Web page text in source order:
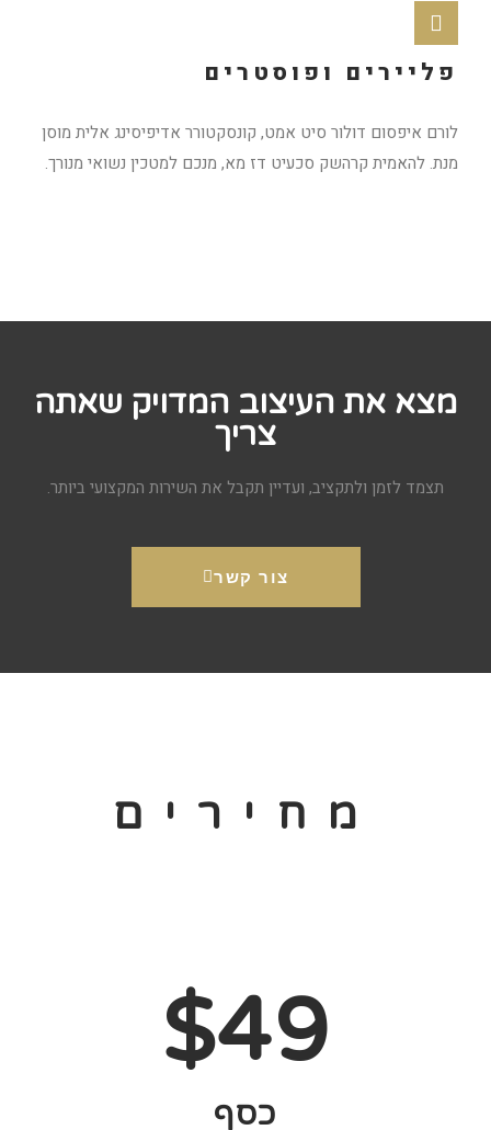
פליירים ופוסטרים
לורם איפסום דולור סיט אמט, קונסקטורר אדיפיסינג אלית מוסן
מנת. להאמית קרהשק סכעיט דז מא, מנכם למטכין נשואי מנורך.
מצא את העיצוב המדויק שאתה
צריך
תצמד לזמן ולתקציב, ועדיין תקבל את השירות המקצועי ביותר.
צור קשר
מחירים
$49
כסף